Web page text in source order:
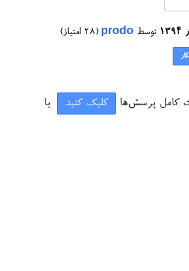
توسط prodo
(
28 امتیاز)
کامل پرسش‌ها کلیک کنید یا